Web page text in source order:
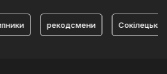
рекодсмени Сокілецький